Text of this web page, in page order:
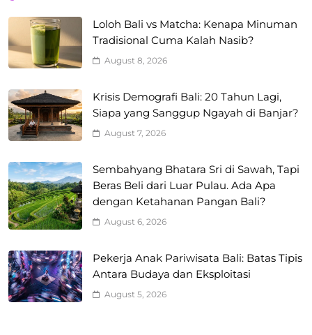
Loloh Bali vs Matcha: Kenapa Minuman
Tradisional Cuma Kalah Nasib?
August 8, 2026
Krisis Demografi Bali: 20 Tahun Lagi,
Siapa yang Sanggup Ngayah di Banjar?
August 7, 2026
Sembahyang Bhatara Sri di Sawah, Tapi
Beras Beli dari Luar Pulau. Ada Apa
dengan Ketahanan Pangan Bali?
August 6, 2026
Pekerja Anak Pariwisata Bali: Batas Tipis
Antara Budaya dan Eksploitasi
August 5, 2026